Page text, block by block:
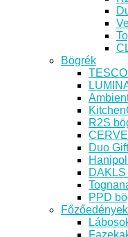
Bögrék
R2S
Duo
PPD
Főzőedények